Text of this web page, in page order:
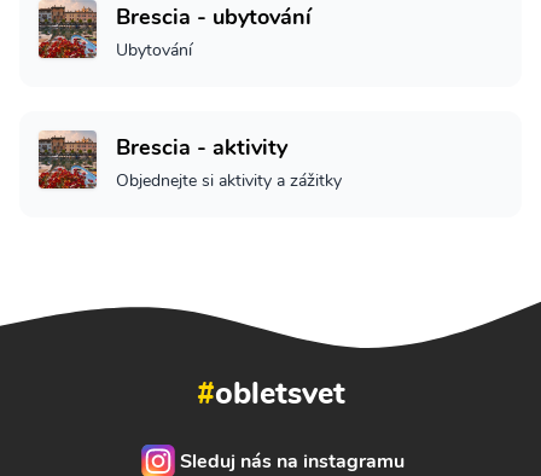
Brescia - ubytování
Ubytování
Brescia - aktivity
Objednejte si aktivity a zážitky
#obletsvet
Sleduj nás na instagramu